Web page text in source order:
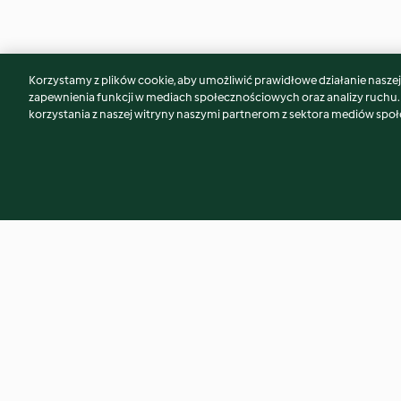
Może spodoba Ci się również...
Korzystamy z plików cookie, aby umożliwić prawidłowe działanie
zapewnienia funkcji w mediach społecznościowych oraz analizy
korzystania z naszej witryny naszymi partnerom z sektora mediów